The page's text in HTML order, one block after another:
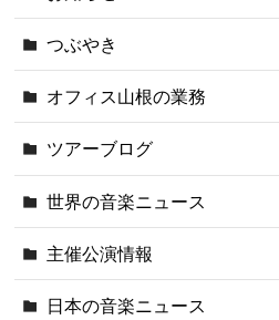
つぶやき
オフィス山根の業務
ツアーブログ
世界の音楽ニュース
主催公演情報
日本の音楽ニュース